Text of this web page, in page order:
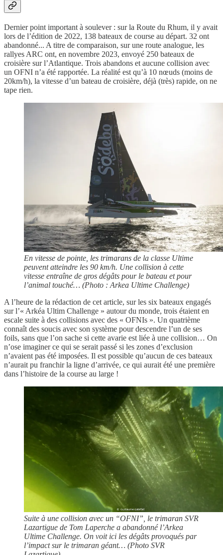
Dernier point important à soulever : sur la Route du Rhum, il y avait
lors de l’édition de 2022, 138 bateaux de course au départ. 32 ont
abandonné... A titre de comparaison, sur une route analogue, les
rallyes ARC ont, en novembre 2023, envoyé 250 bateaux de
croisière sur l’Atlantique. Trois abandons et aucune collision avec
un OFNI n’a été rapportée. La réalité est qu’à 10 nœuds (moins de
20km/h), la vitesse d’un bateau de croisière, déjà (très) rapide, on ne
tape rien.
En vitesse de pointe, les trimarans de la classe Ultime
peuvent atteindre les 90 km/h. Une collision à cette
vitesse entraîne de gros dégâts pour le bateau et pour
l’animal touché… (Photo : Arkea Ultime Challenge)
A l’heure de la rédaction de cet article, sur les six bateaux engagés
sur l’« Arkéa Ultim Challenge » autour du monde, trois étaient en
escale suite à des collisions avec des « OFNIs ». Un quatrième
connaît des soucis avec son système pour descendre l’un de ses
foils, sans que l’on sache si cette avarie est liée à une collision… On
n’ose imaginer ce qui se serait passé si les zones d’exclusion
n’avaient pas été imposées. Il est possible qu’aucun de ces bateaux
n’aurait pu franchir la ligne d’arrivée, ce qui aurait été une première
dans l’histoire de la course au large !
Suite à une collision avec un “OFNI”, le trimaran SVR
Lazartigue de Tom Laperche a abandonné l’Arkea
Ultime Challenge. On voit ici les dégâts provoqués par
l’impact sur le trimaran géant… (Photo SVR